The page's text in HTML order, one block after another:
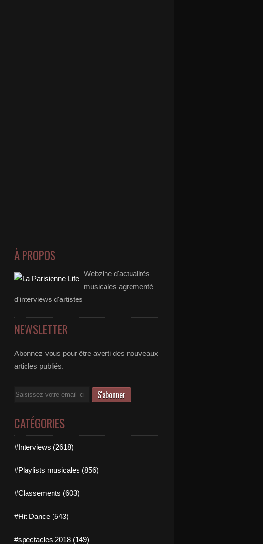
À PROPOS
Webzine d'actualités
musicales agrémenté
d'interviews d'artistes
NEWSLETTER
Abonnez-vous pour être averti des nouveaux
articles publiés.
Email
CATÉGORIES
#Interviews (2618)
#Playlists musicales (856)
#Classements (603)
#Hit Dance (543)
#spectacles 2018 (149)